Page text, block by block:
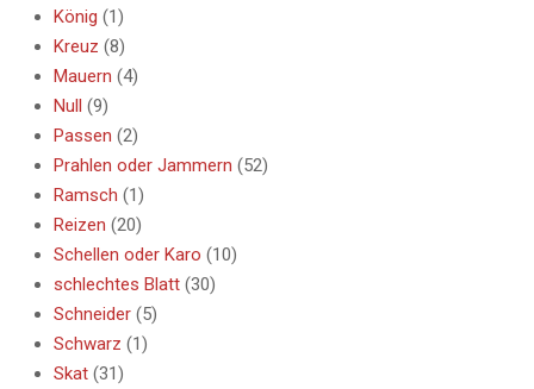
König (1)
Kreuz (8)
Mauern (4)
Null (9)
Passen (2)
Prahlen oder Jammern (52)
Ramsch (1)
Reizen (20)
Schellen oder Karo (10)
schlechtes Blatt (30)
Schneider (5)
Schwarz (1)
Skat (31)